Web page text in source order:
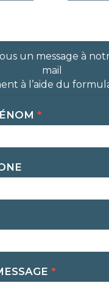
un message à
mail
à l’aide du
*
*